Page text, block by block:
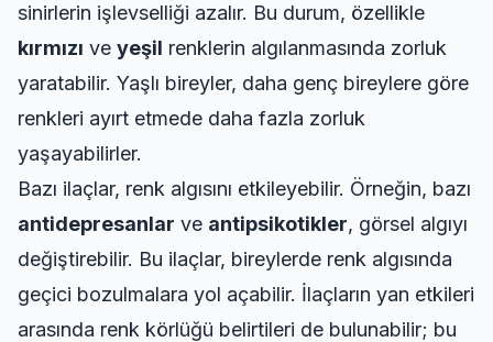
sinirlerin işlevselliği azalır. Bu durum, özellikle
kırmızı ve yeşil renklerin algılanmasında zorluk
yaratabilir. Yaşlı bireyler, daha genç bireylere göre
renkleri ayırt etmede daha fazla zorluk
yaşayabilirler.
Bazı ilaçlar, renk algısını etkileyebilir. Örneğin, bazı
antidepresanlar ve antipsikotikler, görsel algıyı
değiştirebilir. Bu ilaçlar, bireylerde renk algısında
geçici bozulmalara yol açabilir. İlaçların yan etkileri
arasında renk körlüğü belirtileri de bulunabilir; bu